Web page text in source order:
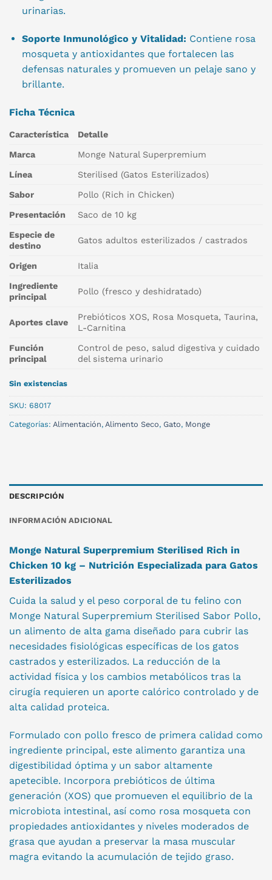
urinarias.
Soporte Inmunológico y Vitalidad: Contiene rosa
mosqueta y antioxidantes que fortalecen las
defensas naturales y promueven un pelaje sano y
brillante.
Ficha Técnica
Característica Detalle
Marca Monge Natural Superpremium
Línea Sterilised (Gatos Esterilizados)
Sabor Pollo (Rich in Chicken)
Presentación Saco de 10 kg
Especie de
destino
Gatos adultos esterilizados / castrados
Origen Italia
Ingrediente
principal
Pollo (fresco y deshidratado)
Aportes clave
Prebióticos XOS, Rosa Mosqueta, Taurina,
L-Carnitina
Función
principal
Control de peso, salud digestiva y cuidado
del sistema urinario
Sin existencias
SKU: 68017
Categorías: Alimentación, Alimento Seco, Gato, Monge
DESCRIPCIÓN
INFORMACIÓN ADICIONAL
Monge Natural Superpremium Sterilised Rich in
Chicken 10 kg – Nutrición Especializada para Gatos
Esterilizados
Cuida la salud y el peso corporal de tu felino con
Monge Natural Superpremium Sterilised Sabor Pollo,
un alimento de alta gama diseñado para cubrir las
necesidades fisiológicas específicas de los gatos
castrados y esterilizados. La reducción de la
actividad física y los cambios metabólicos tras la
cirugía requieren un aporte calórico controlado y de
alta calidad proteica.
Formulado con pollo fresco de primera calidad como
ingrediente principal, este alimento garantiza una
digestibilidad óptima y un sabor altamente
apetecible. Incorpora prebióticos de última
generación (XOS) que promueven el equilibrio de la
microbiota intestinal, así como rosa mosqueta con
propiedades antioxidantes y niveles moderados de
grasa que ayudan a preservar la masa muscular
magra evitando la acumulación de tejido graso.